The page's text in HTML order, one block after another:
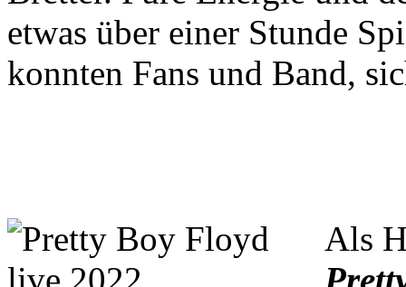
etwas über einer Stunde
konnten Fans und Band,
Als